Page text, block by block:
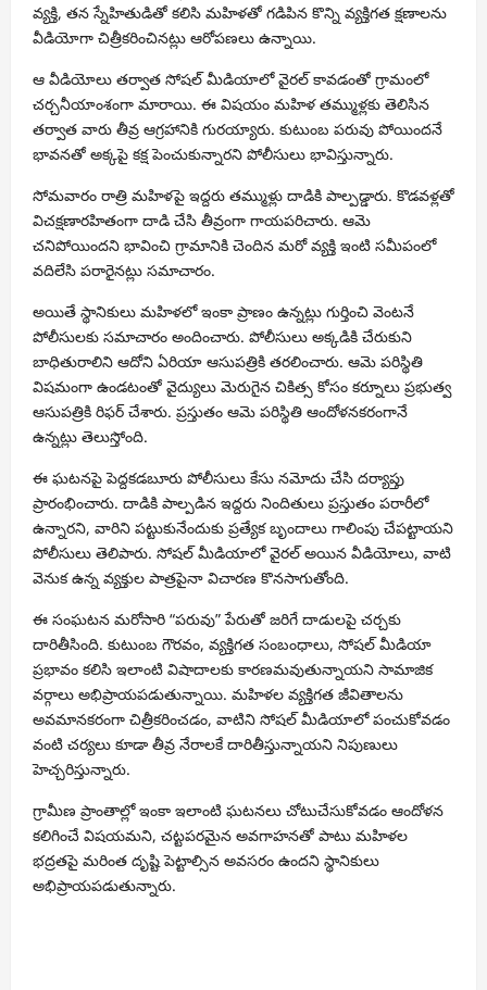
వ్యక్తి, తన స్నేహితుడితో కలిసి మహిళతో గడిపిన కొన్ని వ్యక్తిగత క్షణాలను
వీడియోగా చిత్రీకరించినట్లు ఆరోపణలు ఉన్నాయి.
ఆ వీడియోలు తర్వాత సోషల్ మీడియాలో వైరల్ కావడంతో గ్రామంలో
చర్చనీయాంశంగా మారాయి. ఈ విషయం మహిళ తమ్ముళ్లకు తెలిసిన
తర్వాత వారు తీవ్ర ఆగ్రహానికి గురయ్యారు. కుటుంబ పరువు పోయిందనే
భావనతో అక్కపై కక్ష పెంచుకున్నారని పోలీసులు భావిస్తున్నారు.
సోమవారం రాత్రి మహిళపై ఇద్దరు తమ్ముళ్లు దాడికి పాల్పడ్డారు. కొడవళ్లతో
విచక్షణారహితంగా దాడి చేసి తీవ్రంగా గాయపరిచారు. ఆమె
చనిపోయిందని భావించి గ్రామానికి చెందిన మరో వ్యక్తి ఇంటి సమీపంలో
వదిలేసి పరారైనట్లు సమాచారం.
అయితే స్థానికులు మహిళలో ఇంకా ప్రాణం ఉన్నట్లు గుర్తించి వెంటనే
పోలీసులకు సమాచారం అందించారు. పోలీసులు అక్కడికి చేరుకుని
బాధితురాలిని ఆదోని ఏరియా ఆసుపత్రికి తరలించారు. ఆమె పరిస్థితి
విషమంగా ఉండటంతో వైద్యులు మెరుగైన చికిత్స కోసం కర్నూలు ప్రభుత్వ
ఆసుపత్రికి రిఫర్ చేశారు. ప్రస్తుతం ఆమె పరిస్థితి ఆందోళనకరంగానే
ఉన్నట్లు తెలుస్తోంది.
ఈ ఘటనపై పెద్దకడబూరు పోలీసులు కేసు నమోదు చేసి దర్యాప్తు
ప్రారంభించారు. దాడికి పాల్పడిన ఇద్దరు నిందితులు ప్రస్తుతం పరారీలో
ఉన్నారని, వారిని పట్టుకునేందుకు ప్రత్యేక బృందాలు గాలింపు చేపట్టాయని
పోలీసులు తెలిపారు. సోషల్ మీడియాలో వైరల్ అయిన వీడియోలు, వాటి
వెనుక ఉన్న వ్యక్తుల పాత్రపైనా విచారణ కొనసాగుతోంది.
ఈ సంఘటన మరోసారి “పరువు” పేరుతో జరిగే దాడులపై చర్చకు
దారితీసింది. కుటుంబ గౌరవం, వ్యక్తిగత సంబంధాలు, సోషల్ మీడియా
ప్రభావం కలిసి ఇలాంటి విషాదాలకు కారణమవుతున్నాయని సామాజిక
వర్గాలు అభిప్రాయపడుతున్నాయి. మహిళల వ్యక్తిగత జీవితాలను
అవమానకరంగా చిత్రీకరించడం, వాటిని సోషల్ మీడియాలో పంచుకోవడం
వంటి చర్యలు కూడా తీవ్ర నేరాలకే దారితీస్తున్నాయని నిపుణులు
హెచ్చరిస్తున్నారు.
గ్రామీణ ప్రాంతాల్లో ఇంకా ఇలాంటి ఘటనలు చోటుచేసుకోవడం ఆందోళన
కలిగించే విషయమని, చట్టపరమైన అవగాహనతో పాటు మహిళల
భద్రతపై మరింత దృష్టి పెట్టాల్సిన అవసరం ఉందని స్థానికులు
అభిప్రాయపడుతున్నారు.